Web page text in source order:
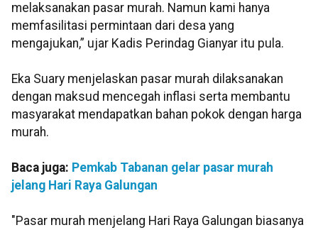
melaksanakan pasar murah. Namun kami hanya
memfasilitasi permintaan dari desa yang
mengajukan,” ujar Kadis Perindag Gianyar itu pula.
Eka Suary menjelaskan pasar murah dilaksanakan
dengan maksud mencegah inflasi serta membantu
masyarakat mendapatkan bahan pokok dengan harga
murah.
Baca juga: Pemkab Tabanan gelar pasar murah
jelang Hari Raya Galungan
"Pasar murah menjelang Hari Raya Galungan biasanya